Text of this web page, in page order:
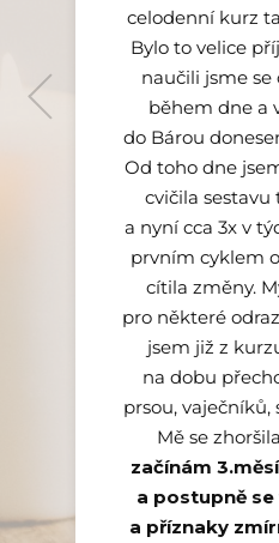
celodenní kurz
Bylo to velice
naučili jsme se
během dne a
do Bárou
Od toho dne
cvičila
a nyní cca 3x v
prvním cyklem
cítila změny.
pro některé
jsem již z
na dobu
prsou, vaječníků,
Mě se
začínám
a postupně se
a příznaky
schopna
prospěšné
celé tělo v
online lekce